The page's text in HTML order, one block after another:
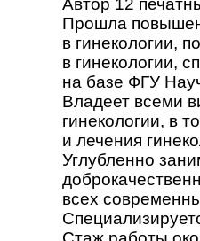
Автор 12
Прошла
в гинекологии,
в гинекологии,
на базе ФГУ
Владеет всеми
гинекологии, в
и лечения
Углубленно
всех